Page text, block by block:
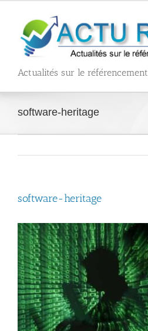
contenu
Actualités sur le référencement
software-heritage
software-heritage